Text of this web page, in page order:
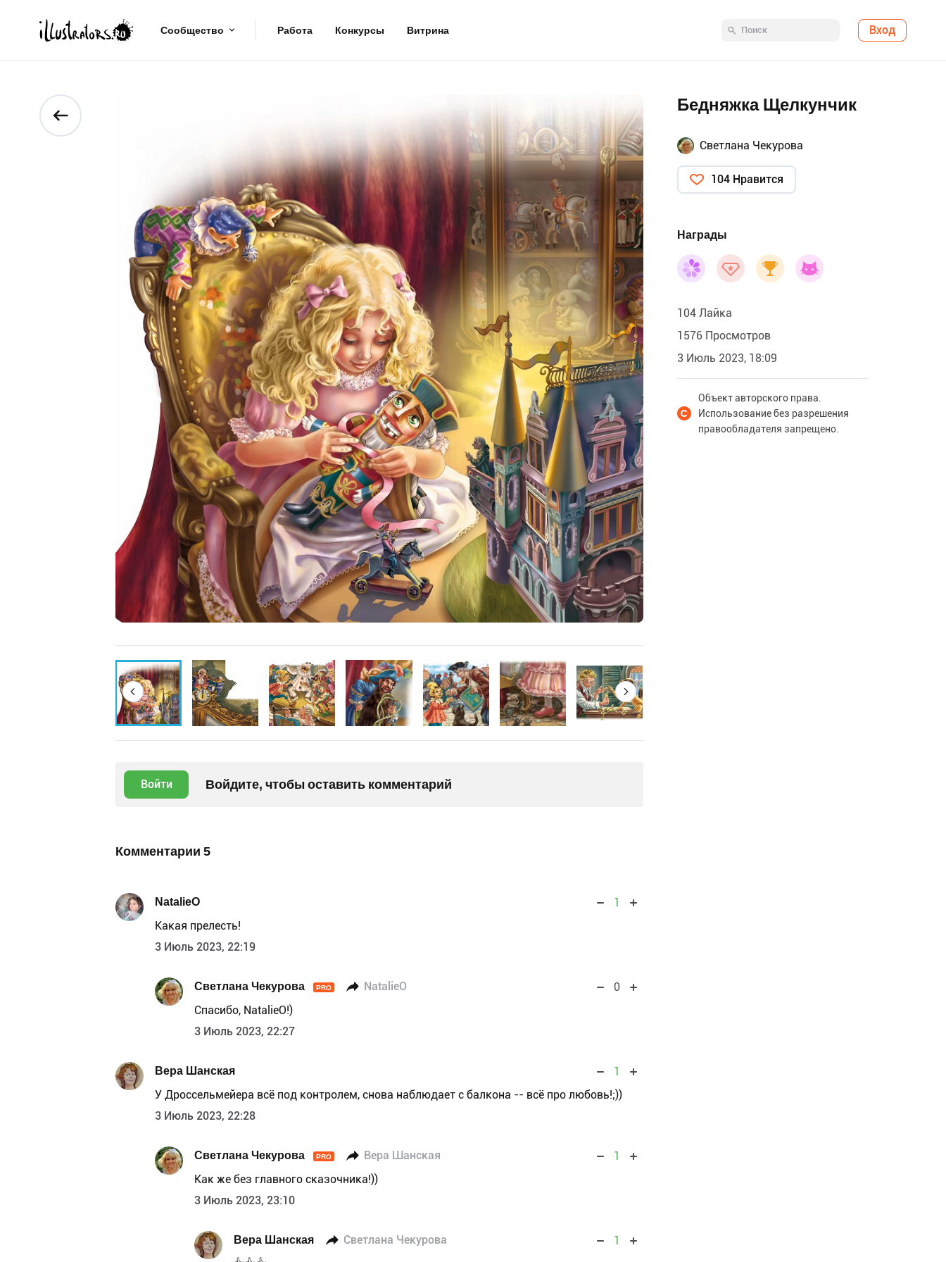
Сообщество Работа Конкурсы Витрина Вход
Войти Войдите, чтобы оставить комментарий
Комментарии 5
NatalieO
1
Какая прелесть!
3 Июль 2023, 22:19
Светлана Чекурова PRO NatalieO
0
Спасибо, NatalieO!)
3 Июль 2023, 22:27
Вера Шанская
1
У Дроссельмейера всё под контролем, снова наблюдает с балкона -- всё про любовь!;))
3 Июль 2023, 22:28
Светлана Чекурова PRO Вера Шанская
1
Как же без главного сказочника!))
3 Июль 2023, 23:10
Вера Шанская Светлана Чекурова
1
Бедняжка Щелкунчик
Светлана Чекурова
104 Нравится
Награды
104 Лайка
1576 Просмотров
3 Июль 2023, 18:09
Объект авторского права.
Использование без разрешения
правообладателя запрещено.